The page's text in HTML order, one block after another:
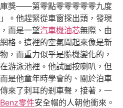
獎——第零點零零零零零九度
。他趕緊從車窗探出頭，發現
而是一望汽車機油芯無際、由
格。這裡的空氣聞起來像是新
，而重力似乎是隨機變化的，
游泳池裡。他試圖按喇叭，但
是他童年時學會的、關於泊車
來了刺耳的剎車聲，接著，一
Benz零件安全帽的人朝他衝來。